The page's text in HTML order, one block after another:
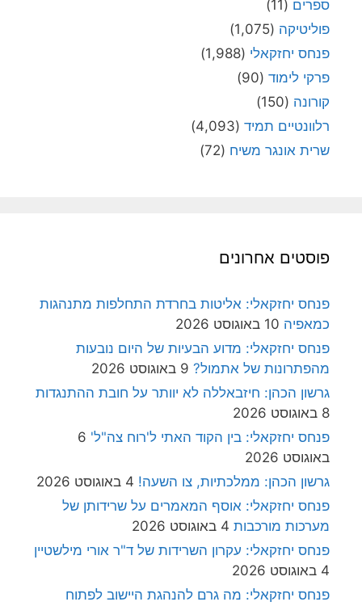
ספרים (11)
פוליטיקה (1,075)
פנחס יחזקאלי (1,988)
פרקי לימוד (90)
קורונה (150)
רלוונטיים תמיד (4,093)
שרית אונגר משיח (72)
פוסטים אחרונים
פנחס יחזקאלי: אליטות בחרדת התחלפות מתנהגות
כמאפיה 10 באוגוסט 2026
פנחס יחזקאלי: מדוע הבעיות של היום נובעות
מהפתרונות של אתמול? 9 באוגוסט 2026
גרשון הכהן: חיזבאללה לא יוותר על חובת ההתנגדות
8 באוגוסט 2026
פנחס יחזקאלי: בין הקוד האתי ל'רוח צה"ל' 6
באוגוסט 2026
גרשון הכהן: ממלכתיות, צו השעה! 4 באוגוסט 2026
פנחס יחזקאלי: אוסף המאמרים על שרידותן של
מערכות מורכבות 4 באוגוסט 2026
פנחס יחזקאלי: עקרון השרידות של ד"ר אורי מילשטיין
4 באוגוסט 2026
פנחס יחזקאלי: מה גרם להנהגת היישוב לפתוח